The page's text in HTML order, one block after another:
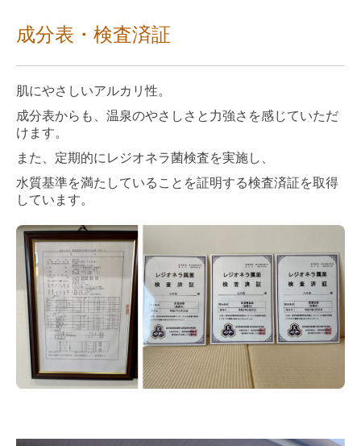
成分表・検査済証
肌にやさしいアルカリ性。
成分表からも、温泉のやさしさと力強さを感じていただ
けます。
また、定期的にレジオネラ菌検査を実施し、
水質基準を満たしていることを証明する検査済証を取得
しています。